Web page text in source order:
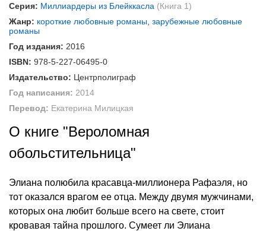
Серия: Миллиардеры из Блейккасла (Книга 1)
Жанр: короткие любовные романы зарубежные любовные
романы
Год издания: 2016
ISBN: 978-5-227-06495-0
Издательство: Центрполиграф
Год написания: 2014
Перевод: Екатерина Милицкая
О книге "Вероломная
обольстительница"
Элиана полюбила красавца-миллионера Рафаэля, но
тот оказался врагом ее отца. Между двумя мужчинами,
которых она любит больше всего на свете, стоит
кровавая тайна прошлого. Сумеет ли Элиана